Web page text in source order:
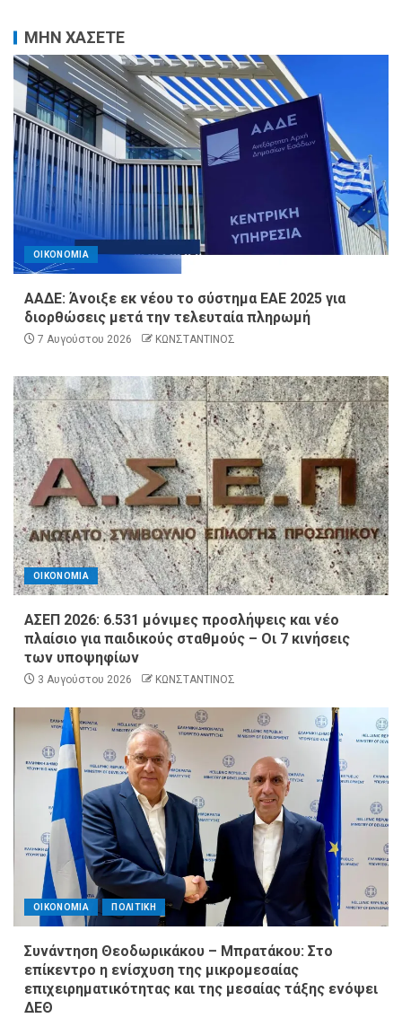
ΜΗΝ ΧΑΣΕΤΕ
ΟΙΚΟΝΟΜΙΑ
ΑΑΔΕ: Άνοιξε εκ νέου το σύστημα ΕΑΕ 2025 για
διορθώσεις μετά την τελευταία πληρωμή
7 Αυγούστου 2026 ΚΩΝΣΤΑΝΤΙΝΟΣ
ΟΙΚΟΝΟΜΙΑ
ΑΣΕΠ 2026: 6.531 μόνιμες προσλήψεις και νέο
πλαίσιο για παιδικούς σταθμούς – Οι 7 κινήσεις
των υποψηφίων
3 Αυγούστου 2026 ΚΩΝΣΤΑΝΤΙΝΟΣ
ΟΙΚΟΝΟΜΙΑ ΠΟΛΙΤΙΚΗ
Συνάντηση Θεοδωρικάκου – Μπρατάκου: Στο
επίκεντρο η ενίσχυση της μικρομεσαίας
επιχειρηματικότητας και της μεσαίας τάξης ενόψει
ΔΕΘ